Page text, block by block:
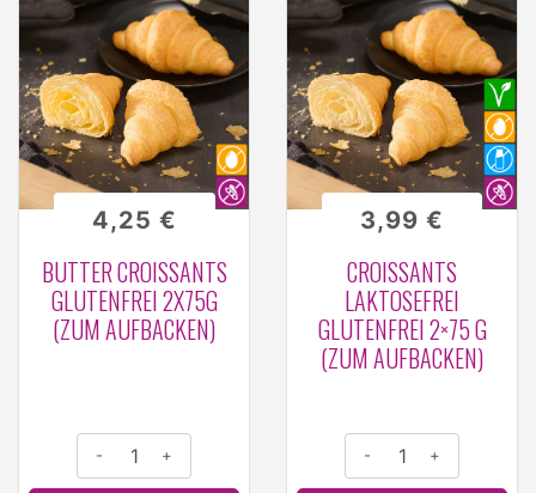
BUTTER CROISSANTS
GLUTENFREI 2X75G
(ZUM AUFBACKEN)
4,25 €
- +
CROISSANTS
LAKTOSEFREI
GLUTENFREI 2×75 G
(ZUM AUFBACKEN)
3,99 €
- +